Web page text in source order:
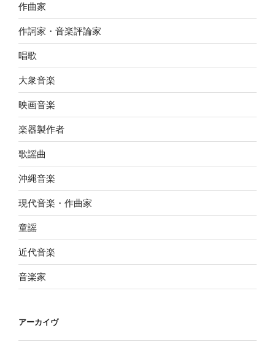
作曲家
作詞家・音楽評論家
唱歌
大衆音楽
映画音楽
楽器製作者
歌謡曲
沖縄音楽
現代音楽・作曲家
童謡
近代音楽
音楽家
アーカイヴ